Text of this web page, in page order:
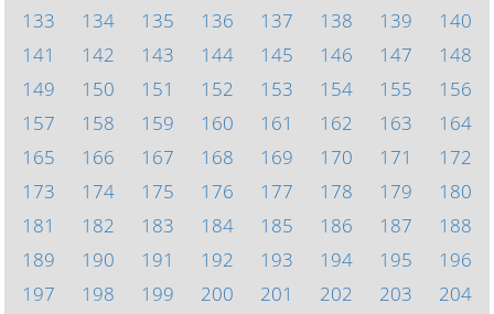
133
134 135 136 137 138 139
140
141
142 143 144 145 146 147
148
149
150 151 152 153 154 155
156
157
158 159 160 161 162 163
164
165
166 167 168 169 170 171
172
173
174 175 176 177 178 179
180
181
182 183 184 185 186 187
188
189
190 191 192 193 194 195
196
197
198 199 200 201 202 203
204